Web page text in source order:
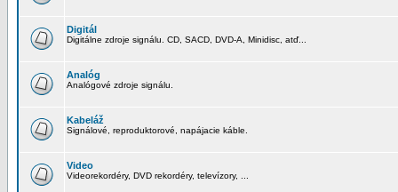
Digitál
Digitálne zdroje signálu. CD, SACD, DVD-A, Minidisc, atď...
Analóg
Analógové zdroje signálu.
Kabeláž
Signálové, reproduktorové, napájacie káble.
Video
Videorekordéry, DVD rekordéry, televízory, ...